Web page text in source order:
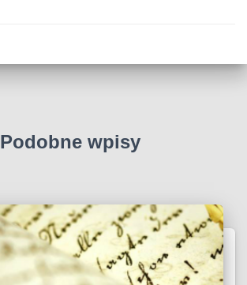
Podobne wpisy